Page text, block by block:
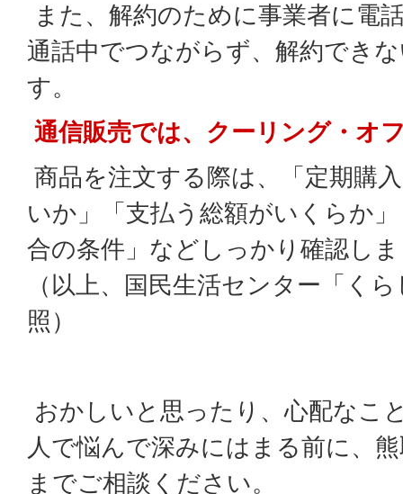
また、解約のために事業者に電
通話中でつながらず、解約でき
す。
通信販売では、クーリング・オ
商品を注文する際は、「定期購
いか」「支払う総額がいくらか
合の条件」などしっかり確認し
（以上、国民生活センター「く
照）
おかしいと思ったり、心配なこ
人で悩んで深みにはまる前に、
までご相談ください。